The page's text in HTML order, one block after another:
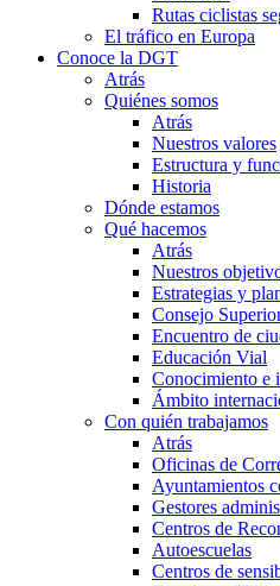
Rutas ciclistas
El tráfico en Europa
Conoce la DGT
Atrás
Quiénes somos
Atrás
Nuestros valores
Estructura y
Historia
Dónde estamos
Qué hacemos
Atrás
Nuestros
Estrategias y
Consejo
Encuentro de
Educación Vial
Conocimiento e
Ámbito
Con quién trabajamos
Atrás
Oficinas de
Ayuntamientos
Gestores
Centros de
Autoescuelas
Centros de